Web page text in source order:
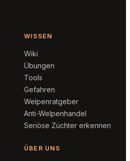
WISSEN
Wiki
Übungen
Tools
Gefahren
Welpenratgeber
Anti-Welpenhandel
Seriöse Züchter erkennen
ÜBER UNS